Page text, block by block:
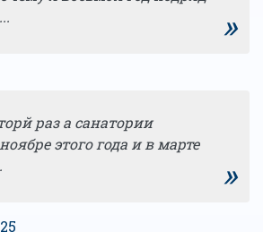
»
раз а санатории
этого года и в марте
»